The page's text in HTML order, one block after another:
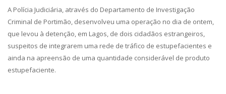
A Polícia Judiciária, através do Departamento de Investigação
Criminal de Portimão, desenvolveu uma operação no dia de ontem,
que levou à detenção, em Lagos, de dois cidadãos estrangeiros,
suspeitos de integrarem uma rede de tráfico de estupefacientes e
ainda na apreensão de uma quantidade considerável de produto
estupefaciente.